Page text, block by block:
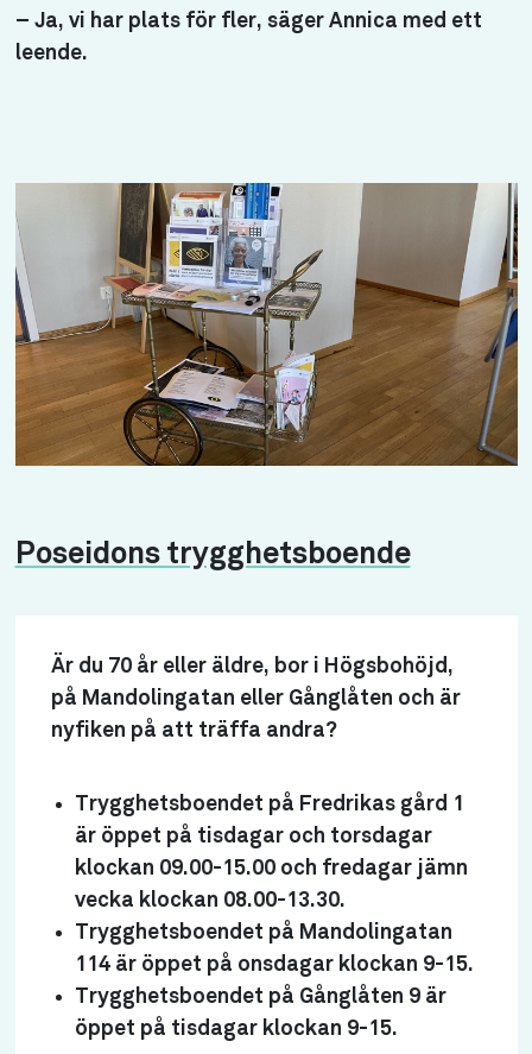
– Ja, vi har plats för fler, säger Annica med ett
leende.
Poseidons trygghetsboende
Är du 70 år eller äldre, bor i Högsbohöjd,
på Mandolingatan eller Gånglåten och är
nyfiken på att träffa andra?
Trygghetsboendet på Fredrikas gård 1
är öppet på tisdagar och torsdagar
klockan 09.00-15.00 och fredagar jämn
vecka klockan 08.00-13.30.
Trygghetsboendet på Mandolingatan
114 är öppet på onsdagar klockan 9-15.
Trygghetsboendet på Gånglåten 9 är
öppet på tisdagar klockan 9-15.